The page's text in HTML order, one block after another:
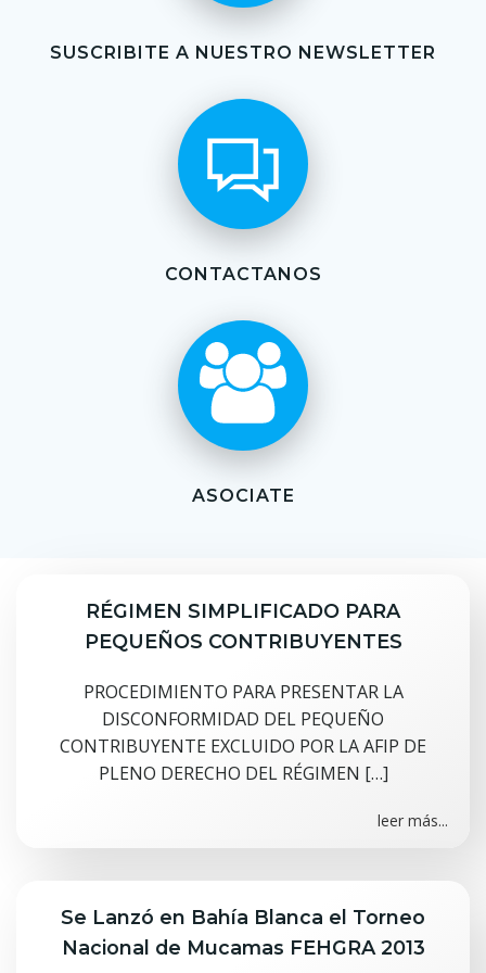
SUSCRIBITE A NUESTRO NEWSLETTER
CONTACTANOS
ASOCIATE
RÉGIMEN SIMPLIFICADO PARA
PEQUEÑOS CONTRIBUYENTES
PROCEDIMIENTO PARA PRESENTAR LA
DISCONFORMIDAD DEL PEQUEÑO
CONTRIBUYENTE EXCLUIDO POR LA AFIP DE
PLENO DERECHO DEL RÉGIMEN […]
leer más...
Se Lanzó en Bahía Blanca el Torneo
Nacional de Mucamas FEHGRA 2013